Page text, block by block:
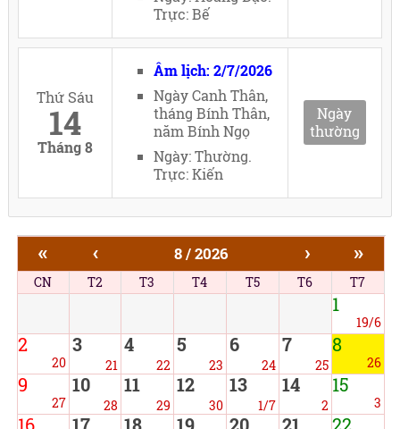
Trực: Bế
Thứ Sáu
14
Tháng 8
Âm lịch: 2/7/2026
Ngày Canh Thân,
tháng Bính Thân,
năm Bính Ngọ
Ngày: Thường.
Trực: Kiến
Ngày
thường
« ‹ 8 / 2026 › »
CN T2 T3 T4 T5 T6 T7
1
19/6
2
20
3
21
4
22
5
23
6
24
7
25
8
26
9
27
10
28
11
29
12
30
13
1/7
14
2
15
3